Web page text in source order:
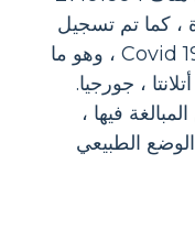
، كما تم تسجيل
465435 حالة وفاة ناجمة عن Covid 19 ، وهو ما
، جورجيا.
فيها ،
الطبيعي